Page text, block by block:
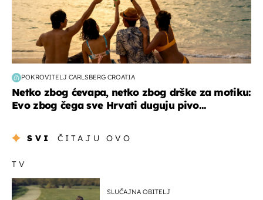
POKROVITELJ CARLSBERG CROATIA
Netko zbog ćevapa, netko zbog drške za motiku:
Evo zbog čega sve Hrvati duguju pivo...
SVI ČITAJU OVO
TV
SLUČAJNA OBITELJ